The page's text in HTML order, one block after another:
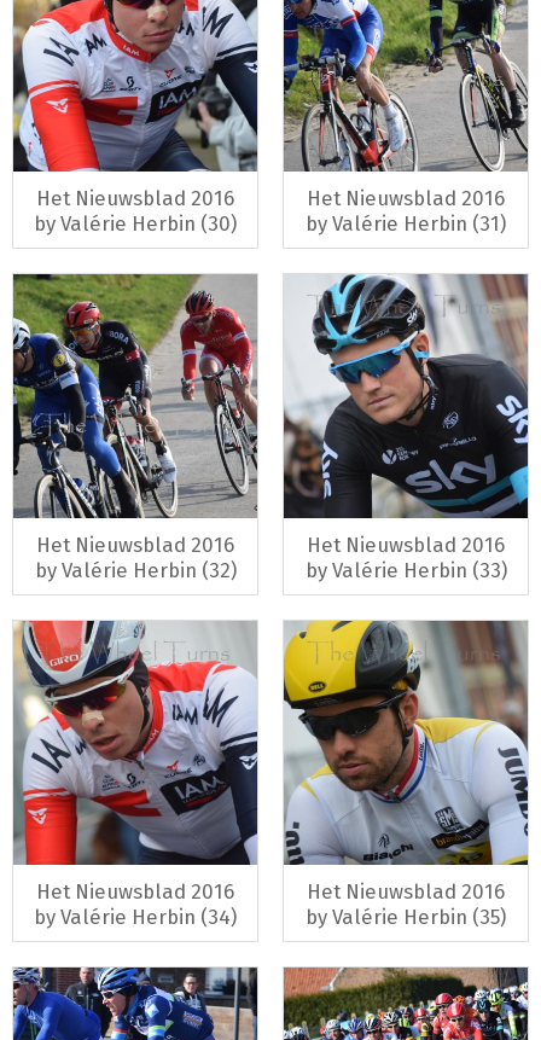
Het Nieuwsblad 2016
by Valérie Herbin (30)
Het Nieuwsblad 2016
by Valérie Herbin (31)
Het Nieuwsblad 2016
by Valérie Herbin (32)
Het Nieuwsblad 2016
by Valérie Herbin (33)
Het Nieuwsblad 2016
by Valérie Herbin (34)
Het Nieuwsblad 2016
by Valérie Herbin (35)